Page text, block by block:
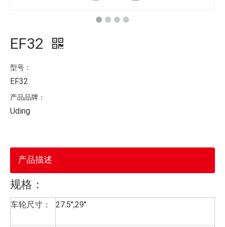
EF32
型号：
EF32
产品品牌：
Uding
产品描述
规格：
车轮尺寸： 27.5'',29''